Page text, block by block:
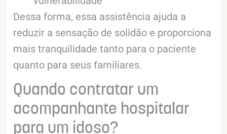
Dessa forma, essa assistência ajuda a
reduzir a sensação de solidão e proporciona
mais tranquilidade tanto para o paciente
quanto para seus familiares.
Quando contratar um
acompanhante hospitalar
para um idoso?